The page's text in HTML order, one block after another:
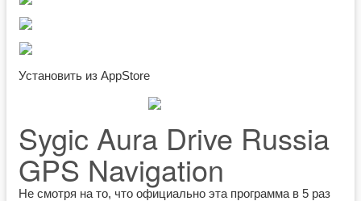
Установить из AppStore
Sygic Aura Drive Russia
GPS Navigation
Не смотря на то, что официально эта программа в 5 раз